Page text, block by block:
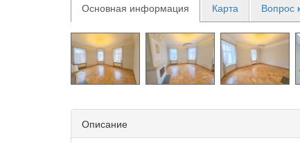
Основная информация Карта Вопрос
Описание